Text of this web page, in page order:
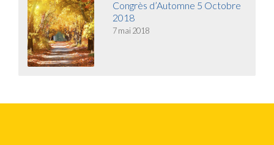
Congrès d’Automne 5 Octobre
2018
7 mai 2018